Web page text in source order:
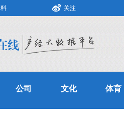
关注
公司 文化 体育